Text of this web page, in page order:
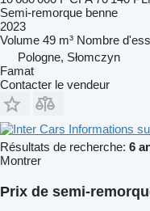
Semi-remorque benne
2023
Volume 49 m³ Nombre
Pologne, Słomczyn
Famat
Contacter le vendeur
Informations
Résultats de recherche: 6
Montrer
Prix de semi-